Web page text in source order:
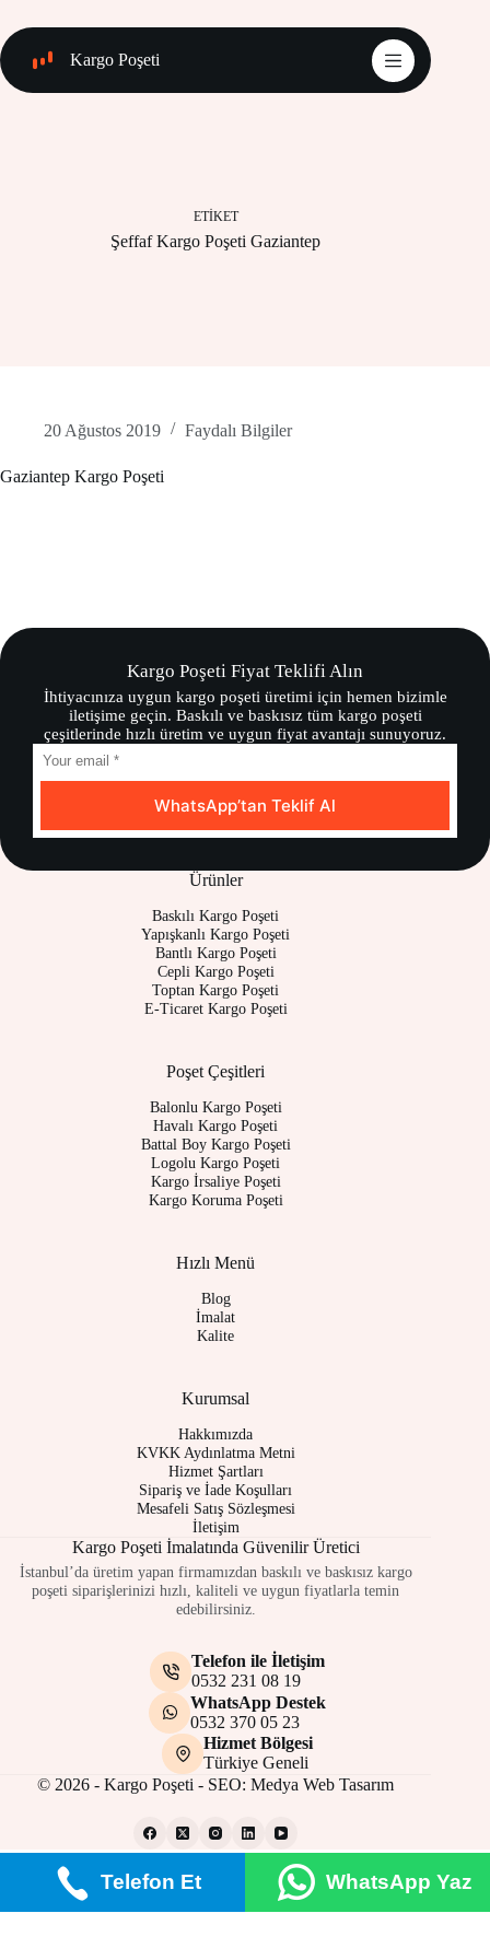
content
Kargo Poşeti
ETIKET
Şeffaf Kargo Poşeti Gaziantep
20 Ağustos 2019 Faydalı Bilgiler
Gaziantep Kargo Poşeti
Kargo Poşeti Fiyat Teklifi Alın
İhtiyacınıza uygun kargo poşeti üretimi için hemen bizimle
iletişime geçin. Baskılı ve baskısız tüm kargo poşeti
çeşitlerinde hızlı üretim ve uygun fiyat avantajı sunuyoruz.
WhatsApp’tan Teklif Al
Ürünler
Baskılı Kargo Poşeti
Yapışkanlı Kargo Poşeti
Bantlı Kargo Poşeti
Cepli Kargo Poşeti
Toptan Kargo Poşeti
E-Ticaret Kargo Poşeti
Poşet Çeşitleri
Balonlu Kargo Poşeti
Havalı Kargo Poşeti
Battal Boy Kargo Poşeti
Logolu Kargo Poşeti
Kargo İrsaliye Poşeti
Kargo Koruma Poşeti
Hızlı Menü
Blog
İmalat
Kalite
Kurumsal
Hakkımızda
KVKK Aydınlatma Metni
Hizmet Şartları
Sipariş ve İade Koşulları
Mesafeli Satış Sözleşmesi
İletişim
Kargo Poşeti İmalatında Güvenilir Üretici
İstanbul’da üretim yapan firmamızdan baskılı ve baskısız kargo
poşeti siparişlerinizi hızlı, kaliteli ve uygun fiyatlarla temin
edebilirsiniz.
Telefon ile İletişim
0532 231 08 19
WhatsApp Destek
0532 370 05 23
Hizmet Bölgesi
Türkiye Geneli
© 2026 - Kargo Poşeti - SEO:Medya Web Tasarım
Gizlilik PolitikasıÇerez Politikası
Site Kullanım Şartları
Telefon Et WhatsApp Yaz